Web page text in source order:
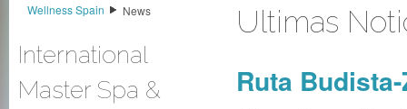
Wellness Spain
News
International
Master Spa &
Ultimas
Ruta